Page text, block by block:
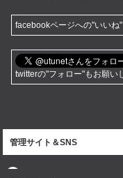
facebookページへの"いいね
twitterの"フォロー"もお願い
管理サイト＆SNS